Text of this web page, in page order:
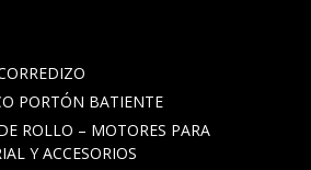
PORTÓN BATIENTE
ROLLO – MOTORES PARA
Y ACCESORIOS